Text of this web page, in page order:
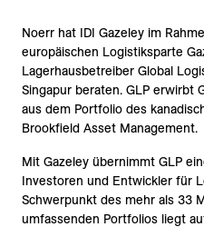
Noerr hat IDI Gazeley im
europäischen Logistiksparte
Lagerhausbetreiber Global
Singapur beraten. GLP erwirbt
aus dem Portfolio des
Brookfield Asset Management.
Mit Gazeley übernimmt GLP
Investoren und Entwickler für
Schwerpunkt des mehr als 33
umfassenden Portfolios liegt